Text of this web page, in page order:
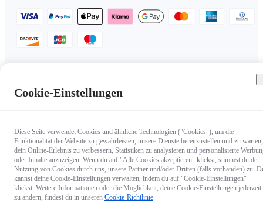
Copyright © 2025 Insta360 All rights reserved.
Cookie-Einstellungen
Diese Seite verwendet Cookies und ähnliche Technologien ("Cookies"), um die
Funktionalität der Website zu gewährleisten, unsere Dienste bereitzustellen und zu warten,
dein Online-Erlebnis zu verbessern, Statistiken zu analysieren und personalisierte
oder Inhalte anzuzeigen. Wenn du auf "Alle Cookies akzeptieren" klickst, stimmst du der
Nutzung von Cookies durch uns, unsere Partner und/oder Dritten (falls vorhanden) zu.
kannst deine Cookie-Einstellungen verwalten, indem du auf "Cookie-Einstellungen"
klickst. Weitere Informationen oder die Möglichkeit, deine Cookie-Einstellungen jederzeit
zu ändern, findest du in unseren Cookie-Richtlinie.